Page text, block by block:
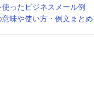
使ったビジネスメール例
意味や使い方・例文まとめ